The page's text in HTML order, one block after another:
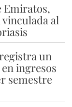
Emiratos,
al
un
ingresos
semestre